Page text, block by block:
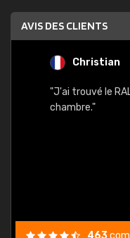
AVIS DES CLIENTS
Christian
"J'ai trouvé le
chambre."
463